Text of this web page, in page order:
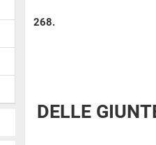
268.
DELLE